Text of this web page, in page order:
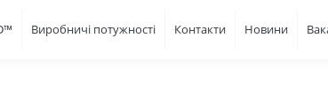
Виробничі потужності Контакти Новини